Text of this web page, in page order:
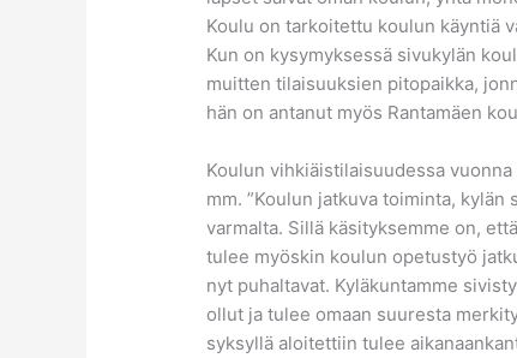
Koulu on tarkoitettu koulun käyntiä
Kun on kysymyksessä sivukylän
muitten tilaisuuksien pitopaikka,
hän on antanut myös Rantamäen
Koulun vihkiäistilaisuudessa
mm. ”Koulun jatkuva toiminta,
varmalta. Sillä käsityksemme on,
tulee myöskin koulun opetustyö
nyt puhaltavat. Kyläkuntamme
ollut ja tulee omaan suuresta
syksyllä aloitettiin tulee